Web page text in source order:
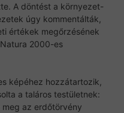
A döntést a környezet-
úgy kommentálták,
értékek megőrzésének
2000-es
képéhez hozzátartozik,
a taláros testületnek:
meg az erdőtörvény